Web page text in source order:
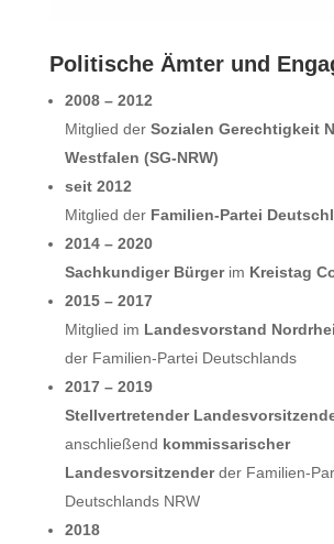
Politische Ämter und
2008 – 2012
Mitglied der Sozialen Gerechtigkeit
Westfalen (SG-NRW)
seit 2012
Mitglied der Familien-Partei
2014 – 2020
Sachkundiger Bürgerim Kreistag
2015 – 2017
Mitglied im Landesvorstand
der Familien-Partei Deutschlands
2017 – 2019
Stellvertretender
anschließend kommissarischer
Landesvorsitzenderder Familien-
Deutschlands NRW
2018